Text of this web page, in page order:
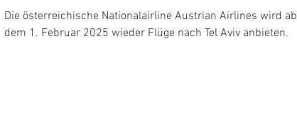
Die österreichische Nationalairline Austrian Airlines wird ab
dem 1. Februar 2025 wieder Flüge nach Tel Aviv anbieten.